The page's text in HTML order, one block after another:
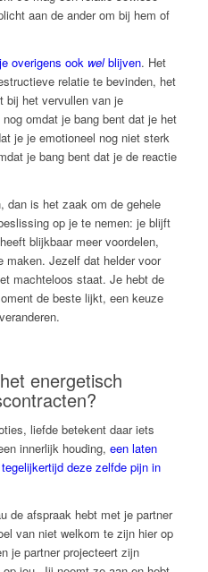
aan de ander om bij hem of
overigens ook welblijven. Het
relatie te bevinden, het
bij het vervullen van je
omdat je bang bent dat je het
je je emotioneel nog niet sterk
je bang bent dat je de reactie
is het zaak om de gehele
op je te nemen: je blijft
blijkbaar meer voordelen,
maken. Jezelf dat helder voor
machteloos staat. Je hebt de
de beste lijkt, een keuze
energetisch
liefde betekent daar iets
innerlijk houding, een laten
deze zelfde pijn in
de afspraak hebt met je partner
van niet welkom te zijn hier op
je partner projecteert zijn